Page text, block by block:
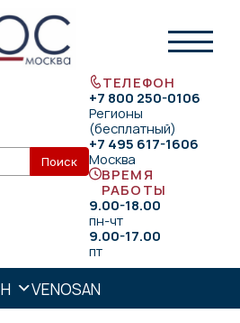
ТЕЛЕФОН
+7 800 250-0106
Регионы
(бесплатный)
+7 495 617-1606
Москва
ВРЕМЯ
РАБОТЫ
9.00-18.00
пн-чт
9.00-17.00
пт
VENOSAN